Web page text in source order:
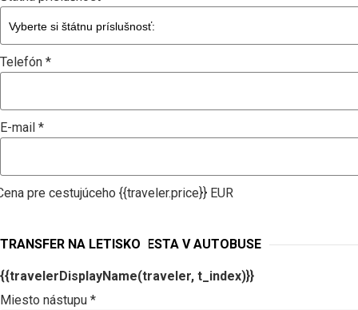
Telefón *
E-mail *
pre cestujúceho {{traveler.price}} EUR
NÁSTUPNÉ MIESTA A MIESTA V AUTOBUSE
TRANSFER NA LETISKO
{{travelerDisplayName(traveler, t_index)}}
Miesto nástupu *